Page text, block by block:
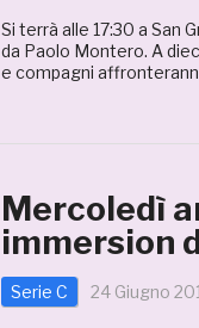
Si terrà alle 17:30 a San
da Paolo Montero. A
e compagni
Mercoledì
immersion
Serie C 24 Giugno